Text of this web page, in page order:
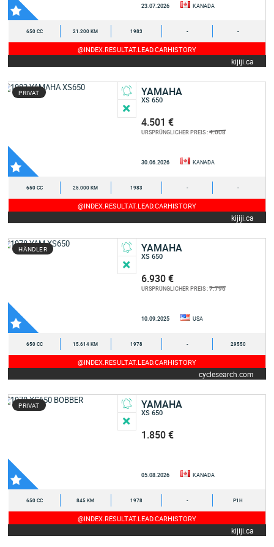
23.07.2026 KANADA
650 CC 21.200 KM 1983 - -
@INDEX.RESULTAT.LEAD.CARHISTORY
kijiji.ca
PRIVAT YAMAHA
XS 650
4.501 €
URSPRÜNGLICHER PREIS :4.008
30.06.2026 KANADA
650 CC 25.000 KM 1983 - -
@INDEX.RESULTAT.LEAD.CARHISTORY
kijiji.ca
HÄNDLER YAMAHA
XS 650
6.930 €
URSPRÜNGLICHER PREIS :7.796
10.09.2025 USA
650 CC 15.614 KM 1978 - 29550
@INDEX.RESULTAT.LEAD.CARHISTORY
cyclesearch.com
PRIVAT YAMAHA
XS 650
1.850 €
05.08.2026 KANADA
650 CC 845 KM 1978 - P1H
@INDEX.RESULTAT.LEAD.CARHISTORY
kijiji.ca